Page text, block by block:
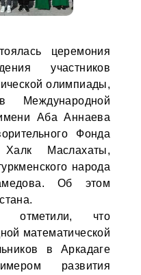
церемония
участников
олимпиады,
Международной
Аба Аннаева
Фонда
Маслахаты,
народа
Об этом
отметили, что
математической
в Аркадаге
развития